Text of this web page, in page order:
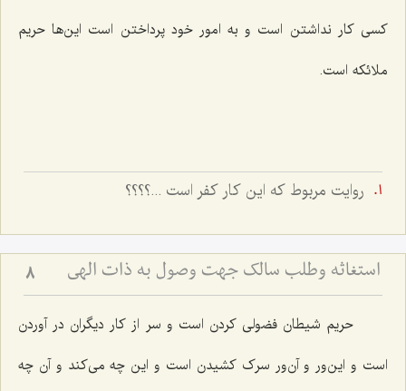
کسی کار نداشتن است و به امور خود پرداختن است این‌ها حریم
ملائکه است.
روايت مربوط كه اين كار كفر است ...؟؟؟؟
استغاثه وطلب سالک جهت وصول به ذات الهی 8
حریم شیطان فضولی کردن است و سر از کار دیگران در آوردن
است و این‌ور و آن‌ور سرک کشیدن است و این چه می‌کند و آن چه